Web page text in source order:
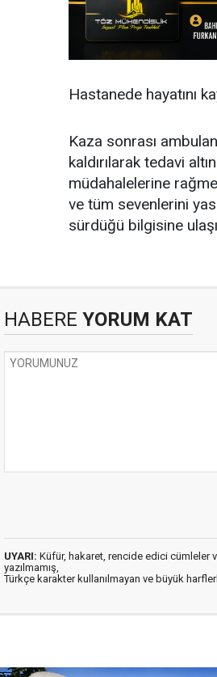
Hastanede hayatını
Kaza sonrası
kaldırılarak tedavi
müdahalelerine
ve tüm sevenlerini
sürdüğü bilgisine
HABERE YORUM KAT
UYARI: Küfür, hakaret, rencide edici cümleler
yazılmamış,
Türkçe karakter kullanılmayan ve büyük